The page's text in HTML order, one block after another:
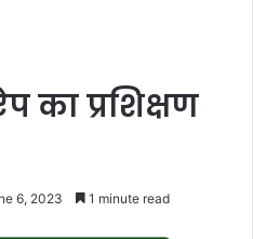
का प्रशिक्षण
6, 2023 1 minute read